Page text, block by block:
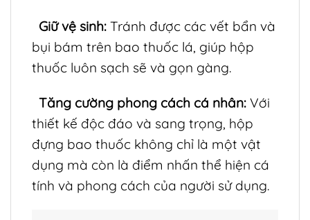
Giữ vệ sinh: Tránh được các vết bẩn và
bụi bám trên bao thuốc lá, giúp hộp
thuốc luôn sạch sẽ và gọn gàng.
Tăng cường phong cách cá nhân: Với
thiết kế độc đáo và sang trọng, hộp
đựng bao thuốc không chỉ là một vật
dụng mà còn là điểm nhấn thể hiện cá
tính và phong cách của người sử dụng.